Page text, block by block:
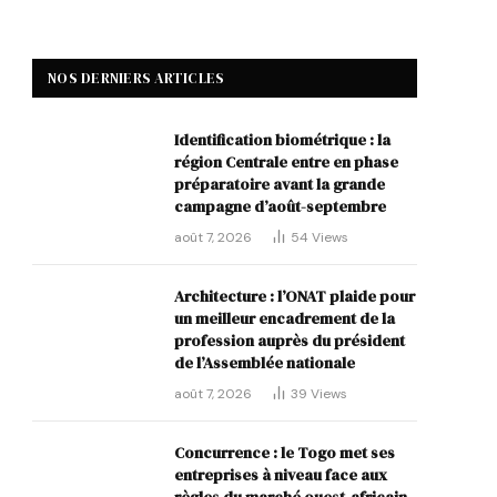
NOS DERNIERS ARTICLES
Identification biométrique : la
région Centrale entre en phase
préparatoire avant la grande
campagne d’août-septembre
août 7, 2026 54 Views
Architecture : l’ONAT plaide pour
un meilleur encadrement de la
profession auprès du président
de l’Assemblée nationale
août 7, 2026 39 Views
Concurrence : le Togo met ses
entreprises à niveau face aux